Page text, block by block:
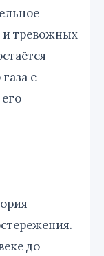
и тревожных
с
до